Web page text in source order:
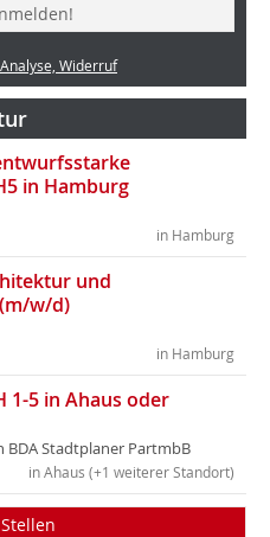
Widerruf
in Hamburg
in Hamburg
und
w/d)
in Hamburg
1-5 in Ahaus oder
Stadtplaner PartmbB
in Ahaus (+1 weiterer Standort)